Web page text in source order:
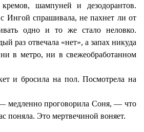
шампуней и дезодорантов.
Ингой спрашивала, не пахнет ли от
одно и то же стало неловко.
раз отвечала «нет», а запах никуда
в метро, ни в свежеобработанном
и бросила на пол. Посмотрела на
медленно проговорила Соня, — что
поняла. Это мертвечиной воняет.